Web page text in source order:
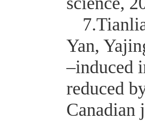
7.
Yan,
–induced
reduced
Canadian